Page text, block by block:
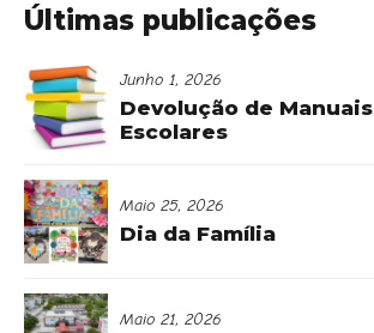
Últimas publicações
Junho 1, 2026
Devolução de Manuais
Escolares
Maio 25, 2026
Dia da Família
Maio 21, 2026